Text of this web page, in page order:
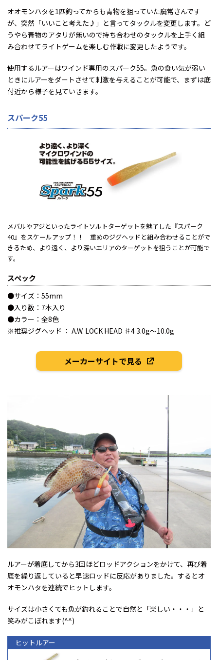
オオモンハタを1匹釣ってからも青物を狙っていた廣常さんです
が、突然「いいこと考えた♪」と言ってタックルを変更します。ど
うやら青物のアタリが無いので持ち合わせのタックルを上手く組
み合わせてライトゲームを楽しむ作戦に変更したようです。
使用するルアーはワインド専用のスパーク55。魚の食い気が弱い
ときにルアーをダートさせて刺激を与えることが可能で、まずは底
付近から様子を見ていきます。
スパーク55
メバルやアジといったライトソルトターゲットを魅了した『スパーク
40』をスケールアップ！！ 重めのジグヘッドと組み合わせることがで
きるため、より遠く、より深いエリアのターゲットを狙うことが可能で
す。
スペック
●サイズ：55mm
●入り数：7本入り
●カラー：全8色
※推奨ジグヘッド ： A.W. LOCK HEAD ♯4 3.0g～10.0g
メーカーサイトで見る
ルアーが着底してから3回ほどロッドアクションをかけて、再び着
底を繰り返していると早速ロッドに反応がありました。するとオ
オモンハタを連続でヒットします。
サイズは小さくても魚が釣れることで自然と「楽しい・・・」と
笑みがこぼれます(^^)
ヒットルアー